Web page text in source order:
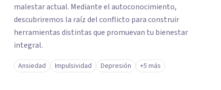
malestar actual. Mediante el autoconocimiento,
descubriremos la raíz del conflicto para construir
herramientas distintas que promuevan tu bienestar
integral.
Ansiedad Impulsividad Depresión +5 más